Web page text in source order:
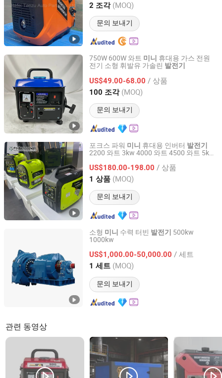
2 조각 (MOQ)
문의 보내기
Anhui, China 이후 2014
750W 600W 와트 미니 휴대용 가스 전원
전기 소형 휘발유 가솔린 발전기
US$49.00-68.00 / 상품
100 조각 (MOQ)
문의 보내기
Taizhou Aisen Machinery Co. Ltd.
Zhejiang, China 이후 2022
포크스 파워 미니 휴대용 인버터 발전기
2200 와트 3kw 4000 와트 4500 와트 5kw
US$180.00-198.00 / 상품
1 상품 (MOQ)
문의 보내기
Chongqing Yuneng Power Equipment Co., Ltd.
Chongqing, China 이후 2025
소형 미니 수력 터빈 발전기
500kw
1000kw
US$1,000.00-50,000.00 / 세트
1 세트 (MOQ)
문의 보내기
Hongya Power Generating Equipment to Utilities Limited
Sichuan, China 이후 2011
관련 동영상